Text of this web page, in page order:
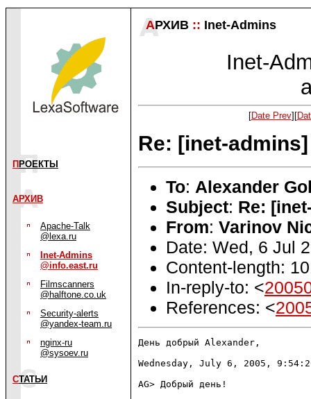
П РОЕКТЫ
АРХИВ
Apache-Talk
@lexa.ru
Inet-Admins
@info.east.ru
Filmscanners
@halftone.co.uk
Security-alerts
@yandex-team.ru
nginx-ru
@sysoev.ru
СТАТЬИ
АРХИВ :: Inet-Admins
Inet-
[Date Prev][
Re: [inet-
To: Alexander
Subject: Re:
From: Varinov
Date: Wed, 6 Jul
Content-length:
In-reply-to: <
References: <
День добрый Alexander,
Wednesday, July 6, 2005,
AG> Добрый день!